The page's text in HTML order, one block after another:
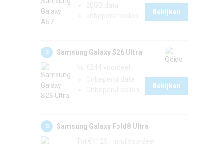
Bekijken
2
Samsung Galaxy S26 Ultra
Bekijken
3
Samsung Galaxy Fold8 Ultra